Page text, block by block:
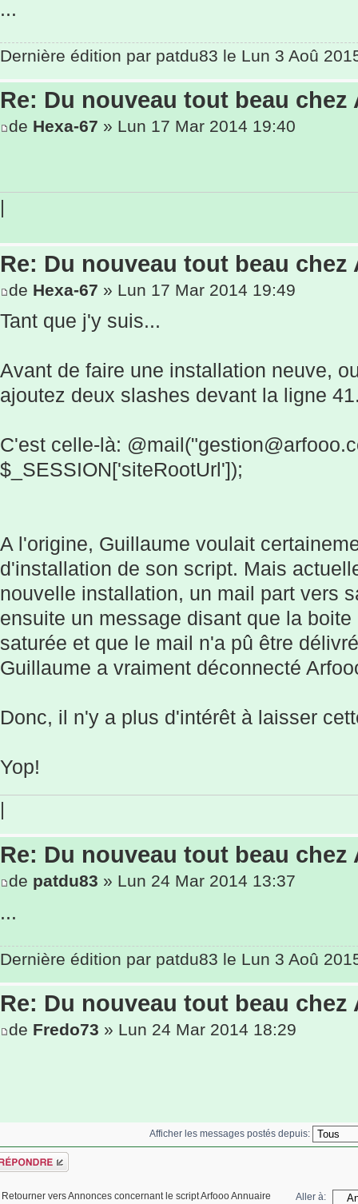
...
Dernière édition par patdu83 le Lun 3 Aoû
Re: Du nouveau tout beau chez
de Hexa-67 » Lun 17 Mar 2014 19:40
|
Re: Du nouveau tout beau chez
de Hexa-67 » Lun 17 Mar 2014 19:49
Tant que j'y suis...
Avant de faire une installation neuve,
ajoutez deux slashes devant la ligne
C'est celle-là:
$_SESSION['siteRootUrl']);
A l'origine, Guillaume voulait
d'installation de son script. Mais
nouvelle installation, un mail part vers
ensuite un message disant que la
saturée et que le mail n'a pû être
Guillaume a vraiment déconnecté
Donc, il n'y a plus d'intérêt à laisser
Yop!
Re: Du nouveau tout beau chez
de patdu83 » Lun 24 Mar 2014 13:37
...
Dernière édition par patdu83 le Lun 3 Aoû
Re: Du nouveau tout beau chez
de Fredo73 » Lun 24 Mar 2014 18:29
Afficher les messages postés depuis:
Retourner vers Annonces concernant le script Arfooo Annuaire Aller à: